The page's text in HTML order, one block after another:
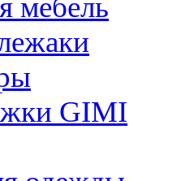
GIMI